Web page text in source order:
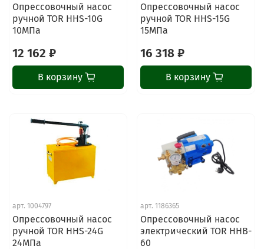
Опрессовочный насос
ручной TOR HHS-10G
10МПа
12 162 ₽
В корзину
Опрессовочный насос
ручной TOR HHS-15G
15МПа
16 318 ₽
В корзину
арт. 1004797
Опрессовочный насос
ручной TOR HHS-24G
24МПа
арт. 1186365
Опрессовочный насос
электрический TOR HHB-
60